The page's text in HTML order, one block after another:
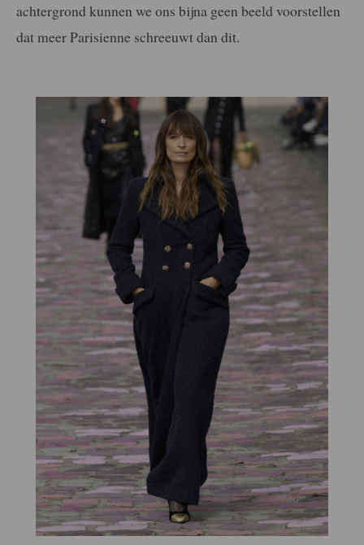
achtergrond kunnen we ons bijna geen beeld voorstellen
dat meer Parisienne schreeuwt dan dit.